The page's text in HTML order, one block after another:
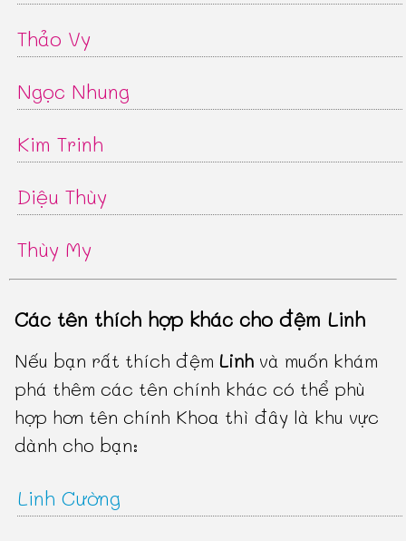
Thảo Vy
Ngọc Nhung
Kim Trinh
Diệu Thùy
Thùy My
Các tên thích hợp khác cho đệm Linh
Nếu bạn rất thích đệmLinh và muốn khám
phá thêm các tên chính khác có thể phù
hợp hơn tên chính Khoa thì đây là khu vực
dành cho bạn:
Linh Cường